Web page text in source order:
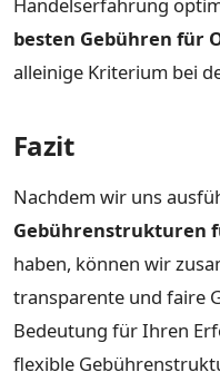
besten Gebühren für
alleinige Kriterium bei
Fazit
Nachdem wir uns
Gebührenstrukturen
haben, können wir
transparente und faire
Bedeutung für Ihren
flexible